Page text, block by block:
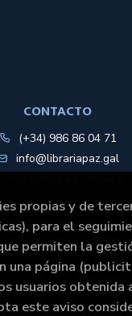
CONTACTO
(+34) 986 86 04 71
info@librariapaz.gal
propias y de
para el
permiten la
una página
usuarios obtenida
este aviso